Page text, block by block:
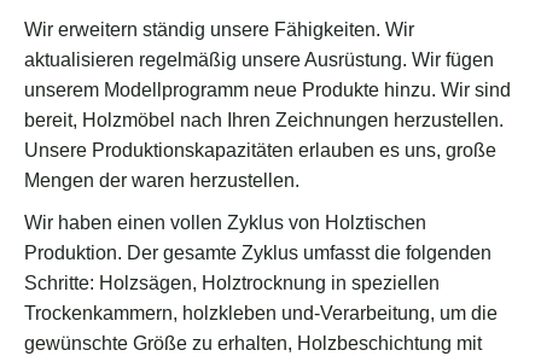
Wir erweitern ständig unsere Fähigkeiten. Wir
aktualisieren regelmäßig unsere Ausrüstung. Wir fügen
unserem Modellprogramm neue Produkte hinzu. Wir sind
bereit, Holzmöbel nach Ihren Zeichnungen herzustellen.
Unsere Produktionskapazitäten erlauben es uns, große
Mengen der waren herzustellen.
Wir haben einen vollen Zyklus von Holztischen
Produktion. Der gesamte Zyklus umfasst die folgenden
Schritte: Holzsägen, Holztrocknung in speziellen
Trockenkammern, holzkleben und-Verarbeitung, um die
gewünschte Größe zu erhalten, Holzbeschichtung mit